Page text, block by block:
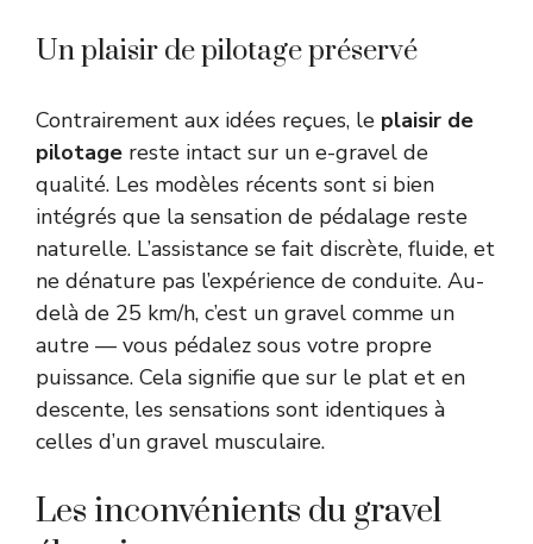
Un plaisir de pilotage préservé
Contrairement aux idées reçues, le plaisir de
pilotage reste intact sur un e-gravel de
qualité. Les modèles récents sont si bien
intégrés que la sensation de pédalage reste
naturelle. L’assistance se fait discrète, fluide, et
ne dénature pas l’expérience de conduite. Au-
delà de 25 km/h, c’est un gravel comme un
autre — vous pédalez sous votre propre
puissance. Cela signifie que sur le plat et en
descente, les sensations sont identiques à
celles d’un gravel musculaire.
Les inconvénients du gravel